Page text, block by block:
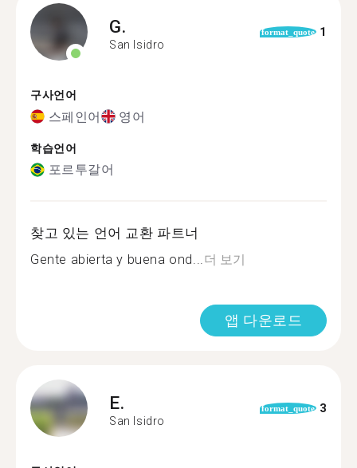
G.
San Isidro
format_quote 1
구사언어
스페인어 영어
학습언어
포르투갈어
찾고 있는 언어 교환 파트너
Gente abierta y buena ond...더 보기
앱 다운로드
E.
San Isidro
format_quote 3